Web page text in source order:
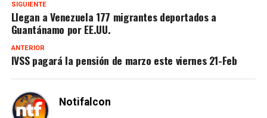
SIGUIENTE
Llegan a Venezuela 177 migrantes deportados a
Guantánamo por EE.UU.
ANTERIOR
IVSS pagará la pensión de marzo este viernes 21-Feb
Notifalcon